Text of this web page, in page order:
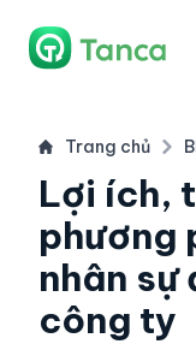
Trang chủ
Lợi ích,
phương
nhân sự
công ty